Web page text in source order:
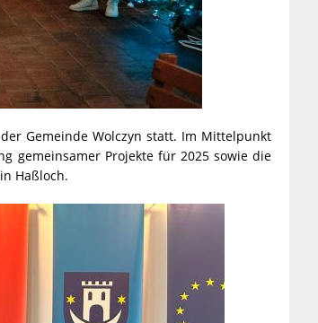
Gemeinde Wolczyn statt. Im Mittelpunkt
gemeinsamer Projekte für 2025 sowie die
Haßloch.